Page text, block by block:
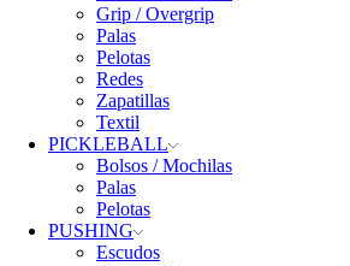
Grip / Overgrip
Palas
Pelotas
Redes
Zapatillas
Textil
PICKLEBALL
Bolsos / Mochilas
Palas
Pelotas
PUSHING
Escudos